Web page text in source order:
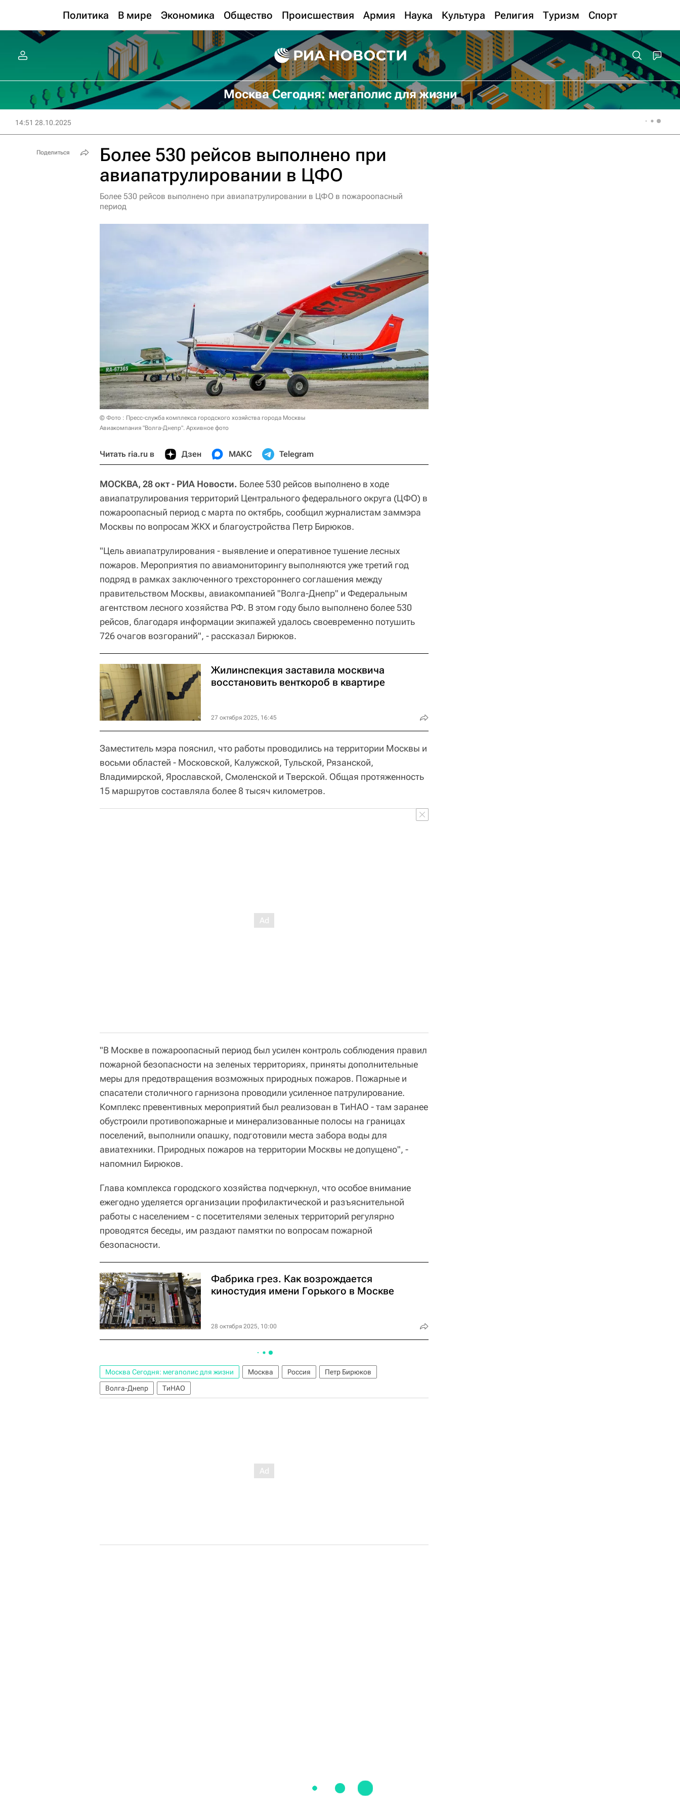
Политика В мире Экономика Общество Происшествия Армия Наука Культура Религия Туризм Спорт
Москва Сегодня: мегаполис для жизни
14:51 28.10.2025
Более 530 рейсов выполнено при
авиапатрулировании в ЦФО
Более 530 рейсов выполнено при авиапатрулировании в ЦФО в пожароопасный
период
© Фото : Пресс-служба комплекса городского хозяйства города Москвы
Авиакомпания "Волга-Днепр". Архивное фото
Читать ria.ru в Дзен МАКС Telegram
МОСКВА, 28 окт - РИА Новости. Более 530 рейсов выполнено в ходе
авиапатрулирования территорий Центрального федерального округа (ЦФО) в
пожароопасный период с марта по октябрь, сообщил журналистам заммэра
Москвы по вопросам ЖКХ и благоустройства Петр Бирюков.
"Цель авиапатрулирования - выявление и оперативное тушение лесных
пожаров. Мероприятия по авиамониторингу выполняются уже третий год
подряд в рамках заключенного трехстороннего соглашения между
правительством Москвы, авиакомпанией "Волга-Днепр" и Федеральным
агентством лесного хозяйства РФ. В этом году было выполнено более 530
рейсов, благодаря информации экипажей удалось своевременно потушить
726 очагов возгораний", - рассказал Бирюков.
Жилинспекция заставила москвича
восстановить венткороб в квартире
27 октября 2025, 16:45
Заместитель мэра пояснил, что работы проводились на территории Москвы и
восьми областей - Московской, Калужской, Тульской, Рязанской,
Владимирской, Ярославской, Смоленской и Тверской. Общая протяженность
15 маршрутов составляла более 8 тысяч километров.
"В Москве в пожароопасный период был усилен контроль соблюдения правил
пожарной безопасности на зеленых территориях, приняты дополнительные
меры для предотвращения возможных природных пожаров. Пожарные и
спасатели столичного гарнизона проводили усиленное патрулирование.
Комплекс превентивных мероприятий был реализован в ТиНАО - там заранее
обустроили противопожарные и минерализованные полосы на границах
поселений, выполнили опашку, подготовили места забора воды для
авиатехники. Природных пожаров на территории Москвы не допущено", -
напомнил Бирюков.
Глава комплекса городского хозяйства подчеркнул, что особое внимание
ежегодно уделяется организации профилактической и разъяснительной
работы с населением - с посетителями зеленых территорий регулярно
проводятся беседы, им раздают памятки по вопросам пожарной
безопасности.
Фабрика грез. Как возрождается
киностудия имени Горького в Москве
28 октября 2025, 10:00
Москва Сегодня: мегаполис для жизни Москва Россия
Петр Бирюков
Волга-Днепр
ТиНАО
Поделиться